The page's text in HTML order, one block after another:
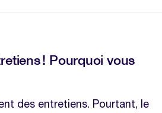
! Pourquoi vous
des entretiens. Pourtant, le